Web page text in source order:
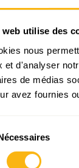
web utilise des
nous
et d'analyser
de médias
avez fournies
Les champs